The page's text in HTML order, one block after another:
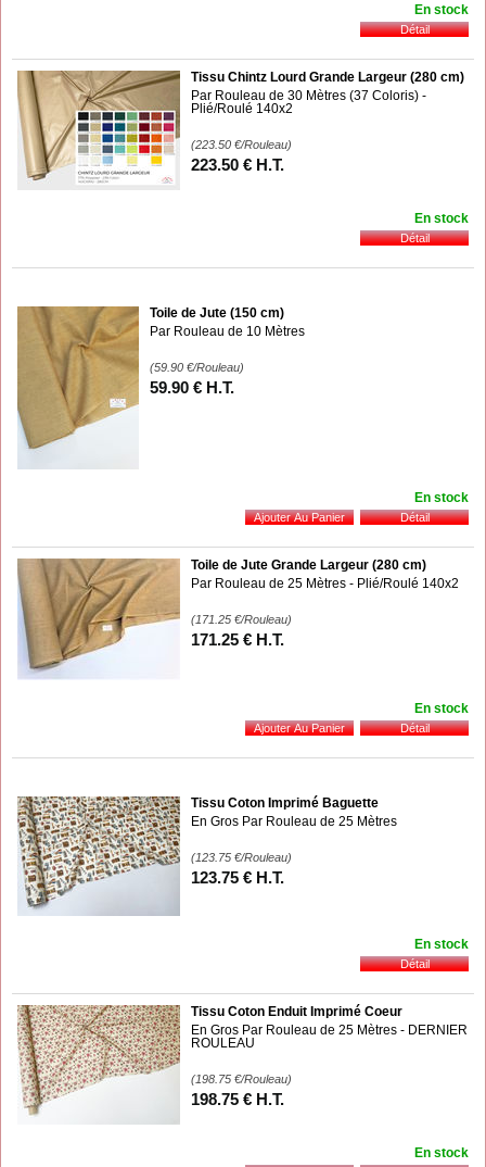
En stock
Tissu Chintz Lourd Grande Largeur (280 cm)
Par Rouleau de 30 Mètres (37 Coloris) -
Plié/Roulé 140x2
(223.50 €/Rouleau)
223.50 € H.T.
En stock
Toile de Jute (150 cm)
Par Rouleau de 10 Mètres
(59.90 €/Rouleau)
59.90 € H.T.
En stock
Toile de Jute Grande Largeur (280 cm)
Par Rouleau de 25 Mètres - Plié/Roulé 140x2
(171.25 €/Rouleau)
171.25 € H.T.
En stock
Tissu Coton Imprimé Baguette
En Gros Par Rouleau de 25 Mètres
(123.75 €/Rouleau)
123.75 € H.T.
En stock
Tissu Coton Enduit Imprimé Coeur
En Gros Par Rouleau de 25 Mètres - DERNIER
ROULEAU
(198.75 €/Rouleau)
198.75 € H.T.
En stock